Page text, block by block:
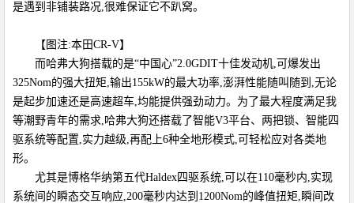
是遇到非铺装路况,很难保证它不趴窝。
【图注:本田CR-V】
而哈弗大狗搭载的是“中国心”2.0GDIT十佳发动机,可爆发出
325Nom的强大扭矩,输出155kW的最大功率,澎湃性能随叫随到,无论
是起步加速还是高速超车,均能提供强劲动力。为了最大程度满足我
等潮野青年的需求,哈弗大狗还搭载了智能V3平台、两把锁、智能四
驱系统等配置,实力越级,再配上6种全地形模式,可轻松应对各类地
形。
尤其是博格华纳第五代Haldex四驱系统,可以在110毫秒内,实现
系统间的瞬态交互响应,200毫秒内达到1200Nom的峰值扭矩,瞬间改